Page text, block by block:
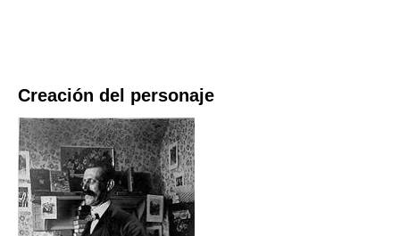
Creación del personaje